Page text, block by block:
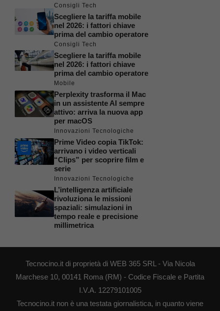
Consigli Tech
Scegliere la tariffa mobile
nel 2026: i fattori chiave
prima del cambio operatore
Consigli Tech
Scegliere la tariffa mobile
nel 2026: i fattori chiave
prima del cambio operatore
Mobile
Perplexity trasforma il Mac
in un assistente AI sempre
attivo: arriva la nuova app
per macOS
Innovazioni Tecnologiche
Prime Video copia TikTok:
arrivano i video verticali
“Clips” per scoprire film e
serie
Innovazioni Tecnologiche
L’intelligenza artificiale
rivoluziona le missioni
spaziali: simulazioni in
tempo reale e precisione
millimetrica
Tecnocino.it di proprietà di WEB 365 SRL - Via Nicola
Marchese 10, 00141 Roma (RM) - Codice Fiscale e Partita
I.V.A. 12279101005
Tecnocino.it non è una testata giornalistica, in quanto viene